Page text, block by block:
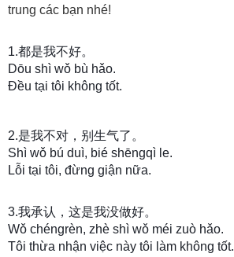
trung các bạn nhé!
1.都是我不好。
Dōu shì wǒ bù hǎo.
Đều tại tôi không tốt.
2.是我不对，别生气了。
Shì wǒ bú duì, bié shēngqì le.
Lỗi tại tôi, đừng giận nữa.
3.我承认，这是我没做好。
Wǒ chéngrèn, zhè shì wǒ méi zuò hǎo.
Tôi thừa nhận việc này tôi làm không tốt.